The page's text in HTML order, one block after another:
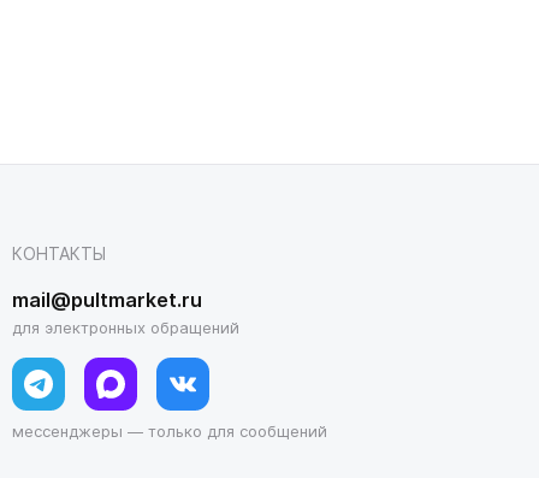
КОНТАКТЫ
mail@pultmarket.ru
для электронных обращений
мессенджеры — только для сообщений